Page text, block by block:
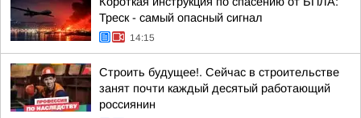
Треск - самый опасный сигнал
14:15
Строить будущее!. Сейчас в строительстве
занят почти каждый десятый работающий
россиянин